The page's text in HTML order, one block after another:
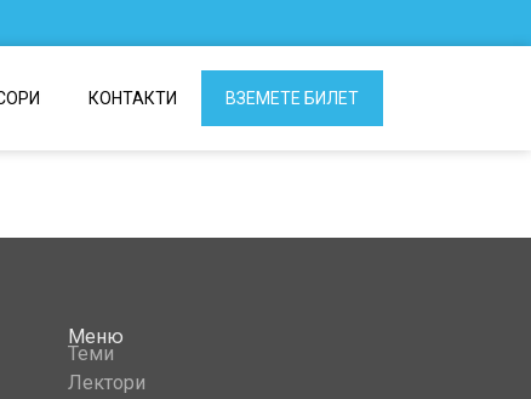
КОНТАКТИ ВЗЕМЕТЕ БИЛЕТ
Меню
Теми
Лектори